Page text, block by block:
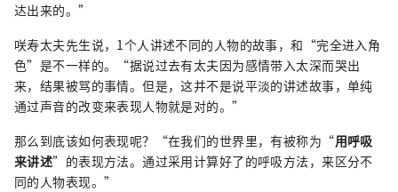
达出来的。”
咲寿太夫先生说，1个人讲述不同的人物的故事，和“完全进入角
色”是不一样的。“据说过去有太夫因为感情带入太深而哭出
来，结果被骂的事情。但是，这并不是说平淡的讲述故事，单纯
通过声音的改变来表现人物就是对的。”
那么到底该如何表现呢？“在我们的世界里，有被称为“用呼吸
来讲述”的表现方法。通过采用计算好了的呼吸方法，来区分不
同的人物表现。”